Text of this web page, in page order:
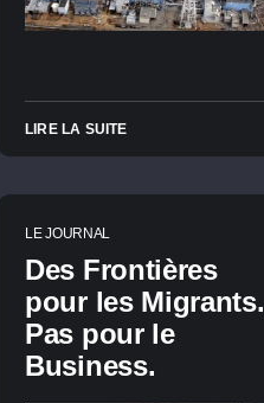
LIRE LA SUITE
LE JOURNAL
Des Frontières
pour les Migrants.
Pas pour le
Business.